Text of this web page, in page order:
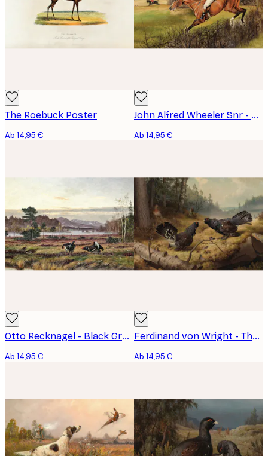
The Roebuck Poster
Ab 14,95 €
John Alfred Wheeler Snr - Fox Hunt Poster
Ab 14,95 €
Otto Recknagel - Black Grouse Courtship Poster
Ab 14,95 €
Ferdinand von Wright - The Fighting Capercaillies Poster
Ab 14,95 €